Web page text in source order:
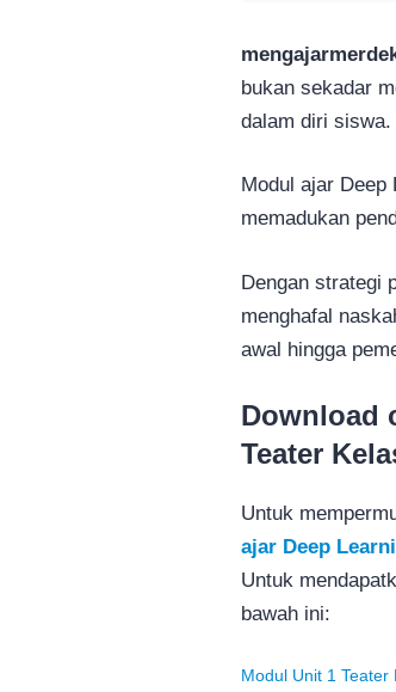
bukan sekadar
dalam diri siswa.
Modul ajar Deep
memadukan
Dengan strategi
menghafal
awal hingga
Download
Teater
Untuk
ajar Deep
Untuk
bawah ini:
Modul Unit 1 Teater